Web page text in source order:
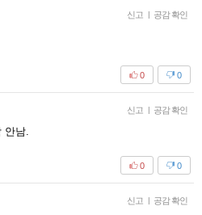
신고 공감 확인
0
0
신고 공감 확인
안남.
0
0
신고 공감 확인